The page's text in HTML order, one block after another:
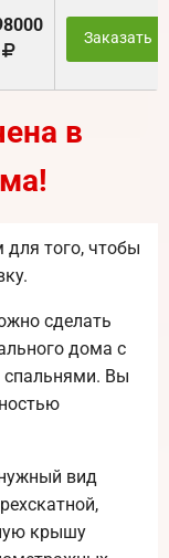
Заказать
в
того, чтобы
сделать
дома с
спальнями. Вы
вид
крышу